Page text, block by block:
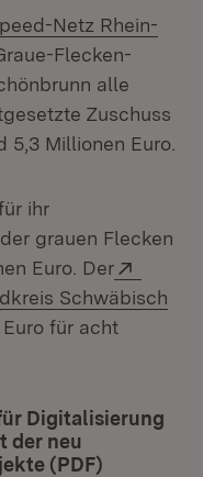
Netz Rhein-
Flecken-
alle
Zuschuss
Millionen Euro.
neuem Fenster)
ihr
grauen Flecken
Euro. Der
Schwäbisch
für acht
Digitalisierung
der neu
(PDF)